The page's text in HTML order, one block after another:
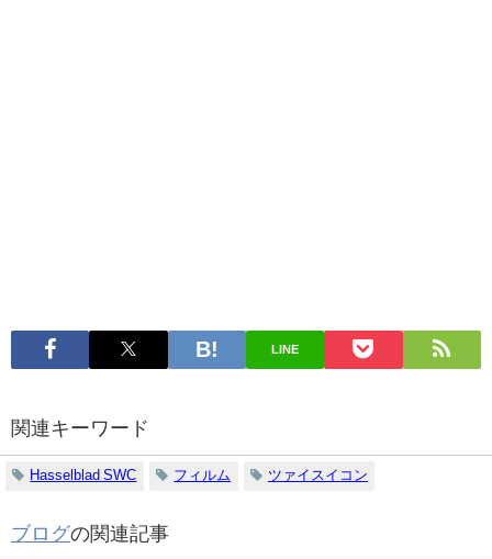
LINE
関連キーワード
Hasselblad SWC フィルム ツァイスイコン
ブログの関連記事